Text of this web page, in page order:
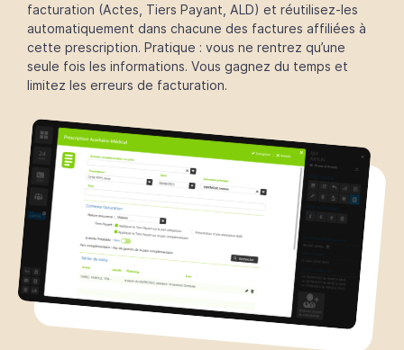
facturation (Actes, Tiers Payant, ALD) et réutilisez-les
automatiquement dans chacune des factures affiliées à
cette prescription. Pratique : vous ne rentrez qu’une
seule fois les informations. Vous gagnez du temps et
limitez les erreurs de facturation.